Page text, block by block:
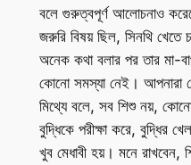
বলে গুরুত্বপূর্ণ আলোচনাও
জরুরি বিষয় ছিল, সিনথি খেতে
অনেক কথা বলার পর তার মা-
কোনো সমস্যা নেই। আপনারা
মিথ্যে বলে, সব শিশু নয়,
বুদ্ধিকে পরীক্ষা করে, বুদ্ধির
খুব মেধাবী হয়। মনে